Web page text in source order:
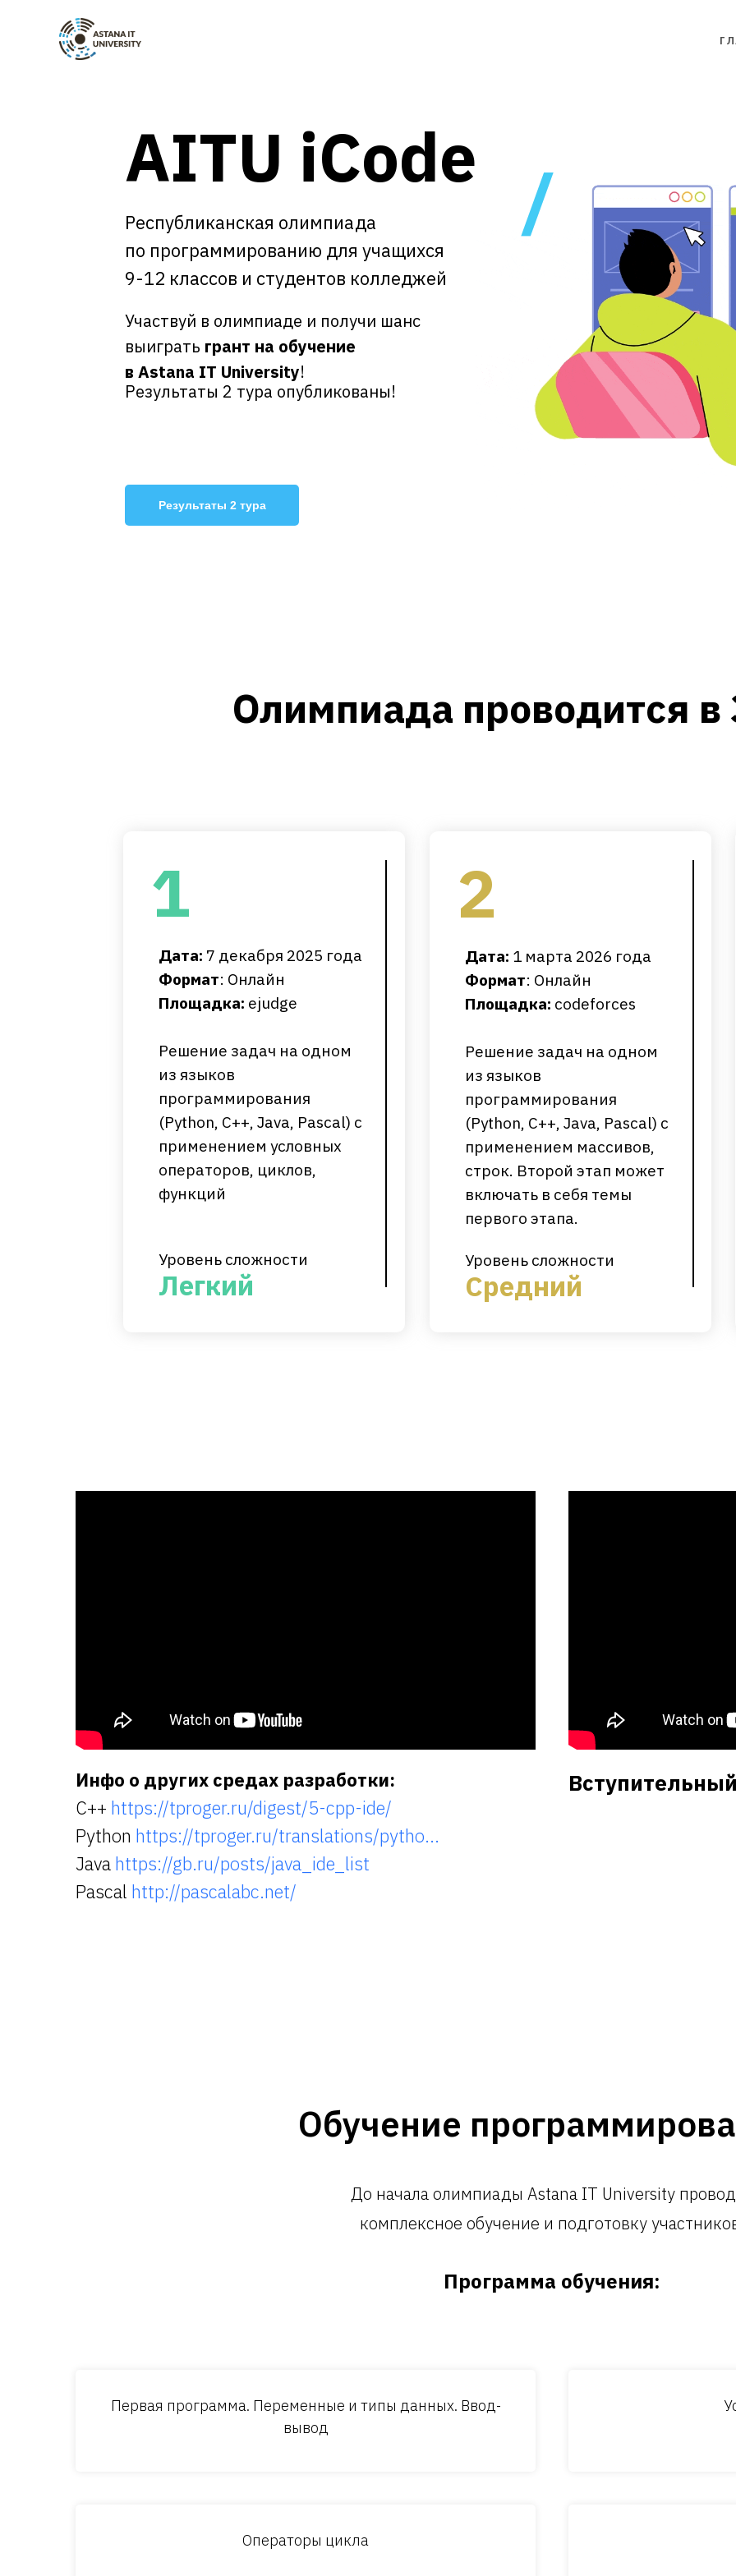
AITU iCode
Участвуй в олимпиаде и получи шанс
выиграть грант на обучение
в Astana IT University!
Результаты 2 тура опубликованы!
Республиканская олимпиада
по программированию для учащихся
9-12 классов и студентов колледжей
Результаты 2 тура
Олимпиада проводится в
1
Дата: 7 декабря 2025 года
Формат: Онлайн
Площадка: ejudge
Решение задач на одном
из языков
программирования
(Python, C++, Java, Pascal) с
применением условных
операторов, циклов,
функций
Уровень сложности
Легкий
2
Дата: 1 марта 2026 года
Формат: Онлайн
Площадка: сodeforces
Решение задач на одном
из языков
программирования
(Python, C++, Java, Pascal) с
применением массивов,
строк. Второй этап может
включать в себя темы
первого этапа.
Уровень сложности
Средний
Инфо о других средах разработки:
С++ https://tproger.ru/digest/5-cpp-ide/
Python https://tproger.ru/translations/pytho...
Java https://gb.ru/posts/java_ide_list
Pascal http://pascalabc.net/
Обучение
До начала олимпиады Astana IT University
комплексное обучение и подготовку
Программа обучения:
Первая программа. Переменные и типы данных. Ввод-
вывод
Операторы цикла